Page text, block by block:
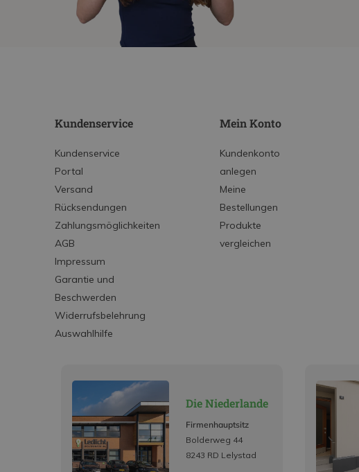
Kundenservice
Kundenservice
Portal
Versand
Rücksendungen
Zahlungsmöglichkeiten
AGB
Impressum
Garantie und
Beschwerden
Widerrufsbelehrung
Auswahlhilfe
Mein Konto
Kundenkonto
anlegen
Meine
Bestellungen
Produkte
vergleichen
Die Niederlande
Firmenhauptsitz
Bolderweg 44
8243 RD Lelystad